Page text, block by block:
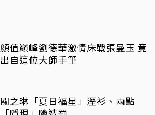
顏值巔峰劉德華激情床戰張曼玉 竟
出自這位大師手筆
關之琳「夏日福星」溼衫、兩點